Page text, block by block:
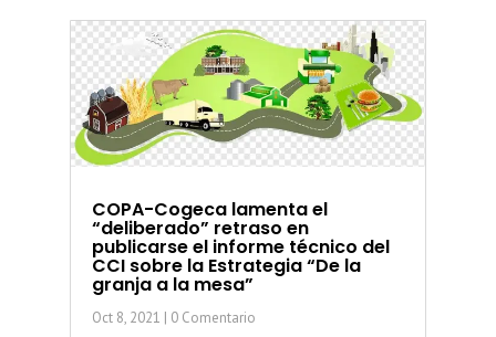
COPA-Cogeca lamenta el
“deliberado” retraso en
publicarse el informe técnico del
CCI sobre la Estrategia “De la
granja a la mesa”
Oct 8, 2021 | 0 Comentario